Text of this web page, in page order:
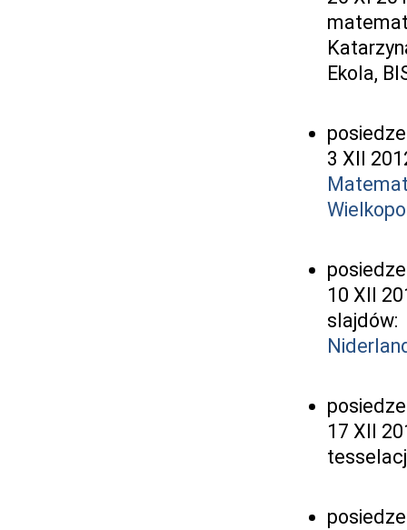
Ekola,
3 XII
10 XII
slajdów:
17 XII